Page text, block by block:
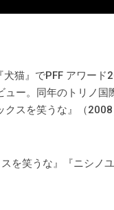
猫』でPFF アワー
ー。同年のトリノ国
スを笑うな』（
を笑うな』『ニシノ